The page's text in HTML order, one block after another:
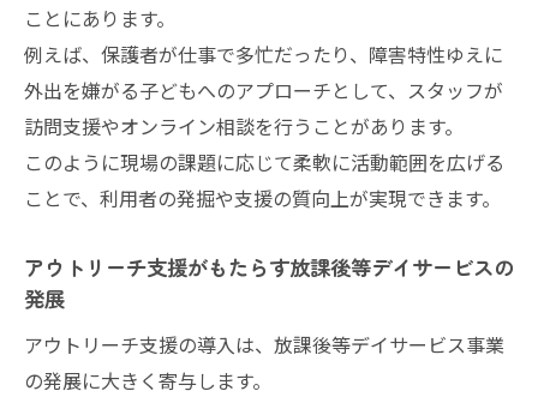
イント
放課後等デイサービスの支援体制作りのコ
ツ
効果的な放課後等デイサービスのアウトリーチ
手法
放課後等デイサービス現場で使えるアウト
訪問支援からSNS活用まで幅広いアプロー
放課後等デイサービスのアウトリーチ成功
ことにあります。
例えば、保護者が仕事で多忙だったり、障害特性ゆえに
外出を嫌がる子どもへのアプローチとして、スタッフが
訪問支援やオンライン相談を行うことがあります。
このように現場の課題に応じて柔軟に活動範囲を広げる
ことで、利用者の発掘や支援の質向上が実現できます。
アウトリーチ支援がもたらす放課後等デイサービスの
発展
アウトリーチ支援の導入は、放課後等デイサービス事業
の発展に大きく寄与します。